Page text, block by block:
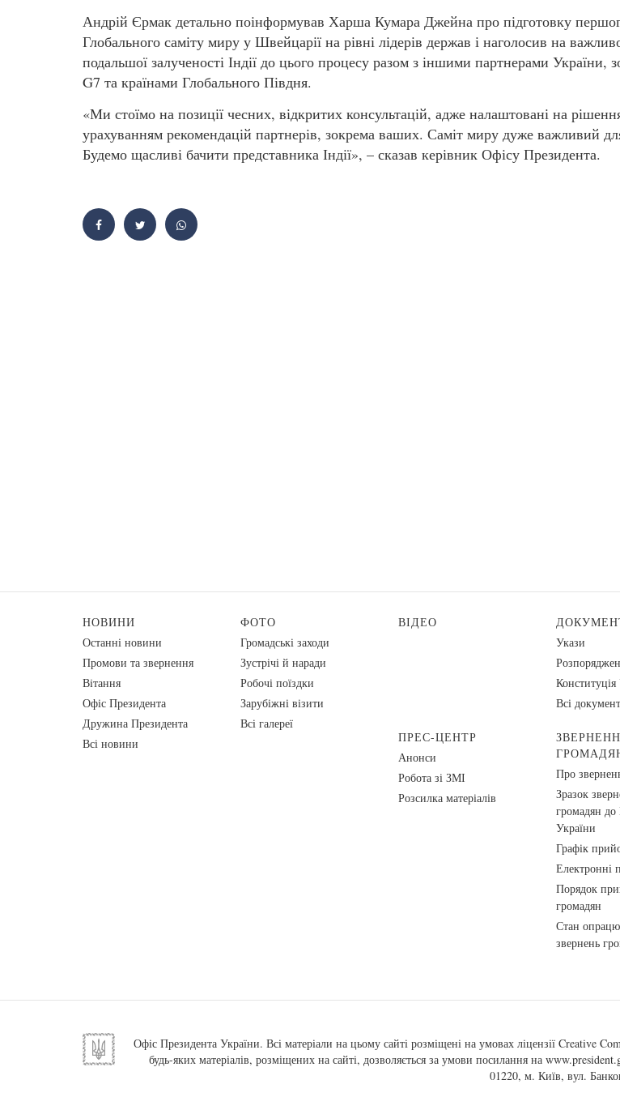
Андрій Єрмак детально поінформував Харша Кумара Джейна про підготовку
Глобального саміту миру у Швейцарії на рівні лідерів держав і наголосив на
подальшої залученості Індії до цього процесу разом з іншими партнерами України,
G7 та країнами Глобального Півдня.
«Ми стоїмо на позиції чесних, відкритих консультацій, адже налаштовані на
урахуванням рекомендацій партнерів, зокрема ваших. Саміт миру дуже важливий
Будемо щасливі бачити представника Індії», – сказав керівник Офісу Президента.
НОВИНИ
Останні новини
Промови та звернення
Вiтання
Офіс Президента
Дружина Президента
Всі новини
ФОТО
Громадські заходи
Зустрічі й наради
Робочі поїздки
Зарубіжні візити
Всі галереї
ВІДЕО
Укази
Конституція
Всі
ПРЕС-ЦЕНТР
Анонси
Робота зі ЗМІ
Розсилка матеріалів
Про
Зразок
громадян до
України
Графік
Електронні
Порядок
громадян
Стан
звернень
Офіс Президента України. Всі матеріали на цьому сайті розміщені на умовах ліцензії Creative
будь-яких матеріалів, розміщених на сайті, дозволяється за умови посилання на
01220, м. Київ, вул.